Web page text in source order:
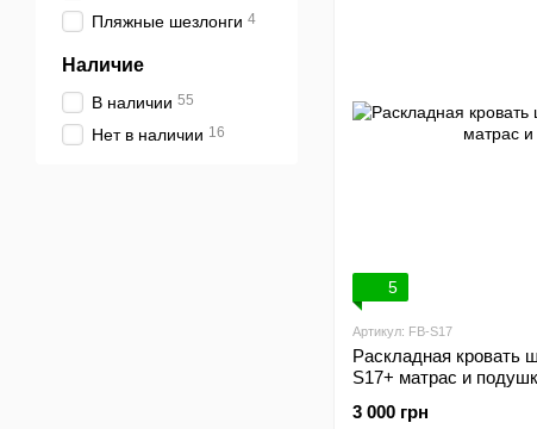
5
Артикул: FB-S17
Раскладная кровать
S17+ матрас и
3 000 грн
Пляжные шезлонги 4
Наличие
В наличии 55
Нет в наличии 16